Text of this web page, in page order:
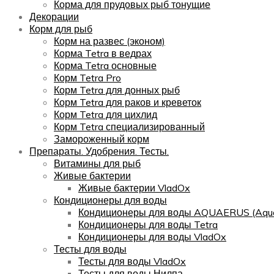
Корма для прудовых рыб тонущие
Декорации
Корм для рыб
Корм на развес (эконом)
Корма Tetra в ведрах
Корма Tetra основные
Корм Tetra Pro
Корм Tetra для донных рыб
Корм Tetra для раков и креветок
Корм Tetra для цихлид
Корм Tetra специализированный
Замороженный корм
Препараты. Удобрения. Тесты.
Витамины для рыб
Живые бактерии
Живые бактерии VladOx
Кондиционеры для воды
Кондиционеры для воды AQUAERUS
Кондиционеры для воды Tetra
Кондиционеры для воды VladOx
Тесты для воды
Тесты для воды VladOx